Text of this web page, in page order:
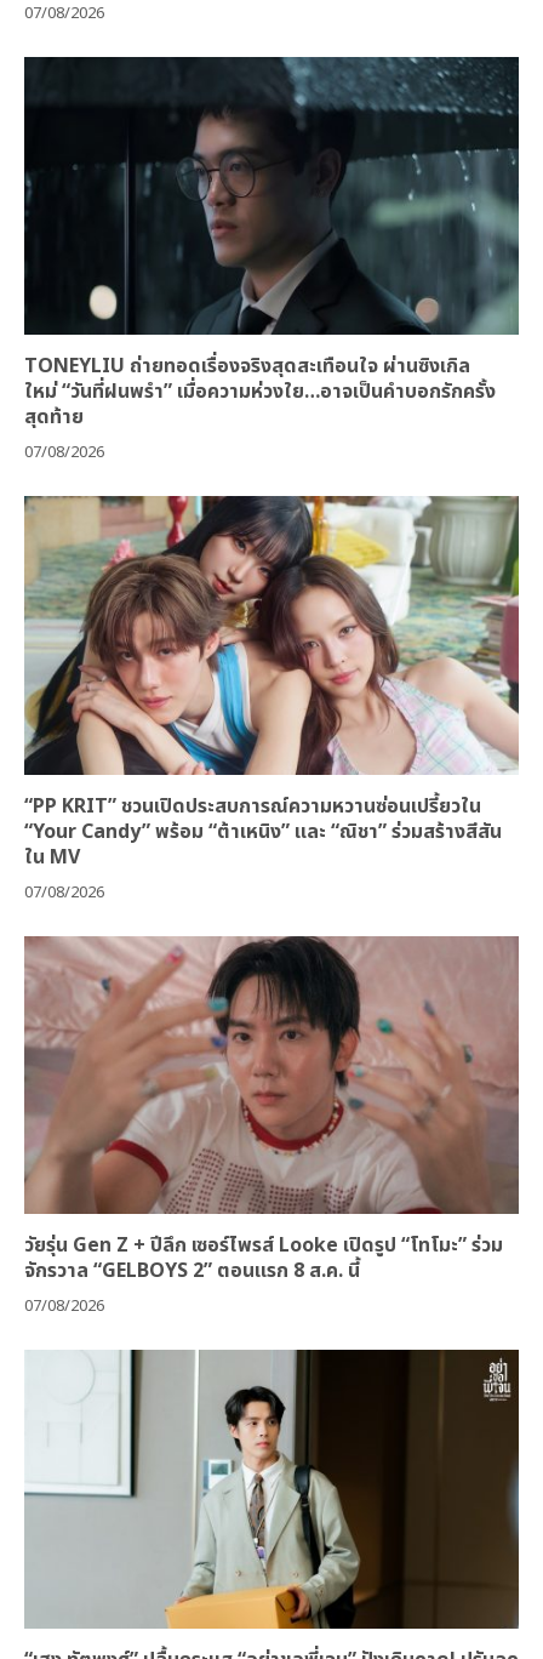
07/08/2026
TONEYLIU ถ่ายทอดเรื่องจริงสุดสะเทือนใจ ผ่านซิงเกิล
ใหม่ “วันที่ฝนพรำ” เมื่อความห่วงใย…อาจเป็นคำบอกรักครั้ง
สุดท้าย
07/08/2026
“PP KRIT” ชวนเปิดประสบการณ์ความหวานซ่อนเปรี้ยวใน
“Your Candy” พร้อม “ต้าเหนิง” และ “ณิชา” ร่วมสร้างสีสัน
ใน MV
07/08/2026
วัยรุ่น Gen Z + ปีลึก เซอร์ไพรส์ Looke เปิดรูป “โทโมะ” ร่วม
จักรวาล “GELBOYS 2” ตอนแรก 8 ส.ค. นี้
07/08/2026